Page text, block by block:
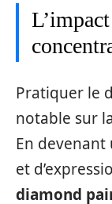
Pratiquer le
notable sur
En
et
diamond